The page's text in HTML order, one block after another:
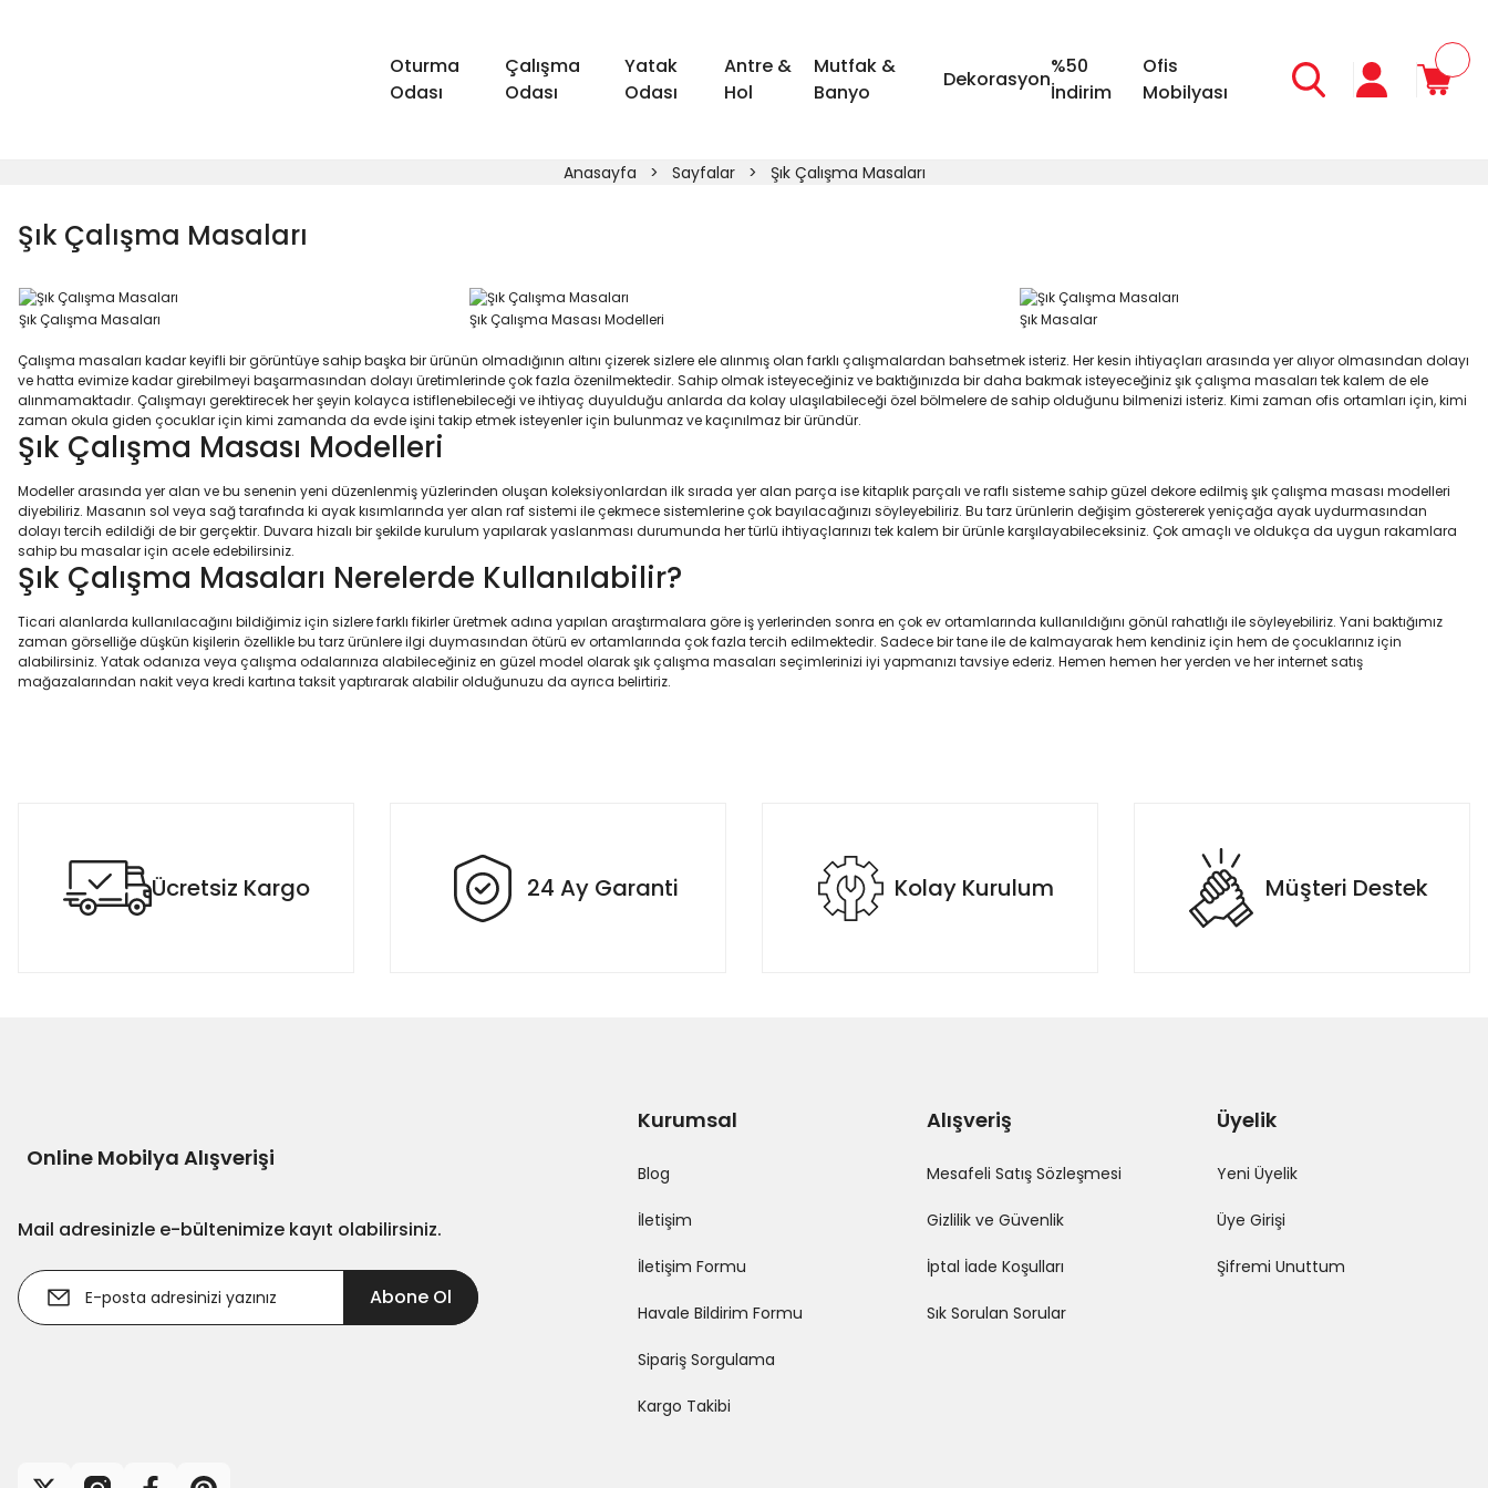
Oturma
Odası
Çalışma
Odası
Yatak
Odası
Antre &
Hol
Mutfak &
Banyo
Dekorasyon
%50
İndirim
Ofis
Mobilyası
Anasayfa Sayfalar Şık Çalışma Masaları
Şık Çalışma Masaları
Şık Çalışma Masaları Şık Çalışma Masası Modelleri Şık Masalar
Çalışma masaları kadar keyifli bir görüntüye sahip başka bir ürünün olmadığının altını çizerek sizlere ele alınmış olan farklı çalışmalardan bahsetmek isteriz. Her kesin ihtiyaçları arasında yer alıyor olmasından dolayı
ve hatta evimize kadar girebilmeyi başarmasından dolayı üretimlerinde çok fazla özenilmektedir. Sahip olmak isteyeceğiniz ve baktığınızda bir daha bakmak isteyeceğiniz şık çalışma masaları tek kalem de ele
alınmamaktadır. Çalışmayı gerektirecek her şeyin kolayca istiflenebileceği ve ihtiyaç duyulduğu anlarda da kolay ulaşılabileceği özel bölmelere de sahip olduğunu bilmenizi isteriz. Kimi zaman ofis ortamları için, kimi
zaman okula giden çocuklar için kimi zamanda da evde işini takip etmek isteyenler için bulunmaz ve kaçınılmaz bir üründür.
Şık Çalışma Masası Modelleri
Modeller arasında yer alan ve bu senenin yeni düzenlenmiş yüzlerinden oluşan koleksiyonlardan ilk sırada yer alan parça ise kitaplık parçalı ve raflı sisteme sahip güzel dekore edilmiş şık çalışma masası modelleri
diyebiliriz. Masanın sol veya sağ tarafında ki ayak kısımlarında yer alan raf sistemi ile çekmece sistemlerine çok bayılacağınızı söyleyebiliriz. Bu tarz ürünlerin değişim göstererek yeniçağa ayak uydurmasından
dolayı tercih edildiği de bir gerçektir. Duvara hizalı bir şekilde kurulum yapılarak yaslanması durumunda her türlü ihtiyaçlarınızı tek kalem bir ürünle karşılayabileceksiniz. Çok amaçlı ve oldukça da uygun rakamlara
sahip bu masalar için acele edebilirsiniz.
Şık Çalışma Masaları Nerelerde Kullanılabilir?
Ticari alanlarda kullanılacağını bildiğimiz için sizlere farklı fikirler üretmek adına yapılan araştırmalara göre iş yerlerinden sonra en çok ev ortamlarında kullanıldığını gönül rahatlığı ile söyleyebiliriz. Yani baktığımız
zaman görselliğe düşkün kişilerin özellikle bu tarz ürünlere ilgi duymasından ötürü ev ortamlarında çok fazla tercih edilmektedir. Sadece bir tane ile de kalmayarak hem kendiniz için hem de çocuklarınız için
alabilirsiniz. Yatak odanıza veya çalışma odalarınıza alabileceğiniz en güzel model olarak şık çalışma masaları seçimlerinizi iyi yapmanızı tavsiye ederiz. Hemen hemen her yerden ve her internet satış
mağazalarından nakit veya kredi kartına taksit yaptırarak alabilir olduğunuzu da ayrıca belirtiriz.
Ücretsiz Kargo 24 Ay Garanti Kolay Kurulum Müşteri Destek
Online Mobilya Alışverişi
Mail adresinizle e-bültenimize kayıt olabilirsiniz.
Abone Ol
Kurumsal
Blog
İletişim
İletişim Formu
Havale Bildirim Formu
Sipariş Sorgulama
Kargo Takibi
Alışveriş
Mesafeli Satış Sözleşmesi
Gizlilik ve Güvenlik
İptal İade Koşulları
Sık Sorulan Sorular
Üyelik
Yeni Üyelik
Üye Girişi
Şifremi Unuttum